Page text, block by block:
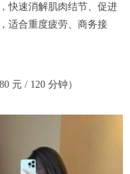
快速消解肌肉结节、促进
适合重度疲劳、商务接
元 / 120 分钟）